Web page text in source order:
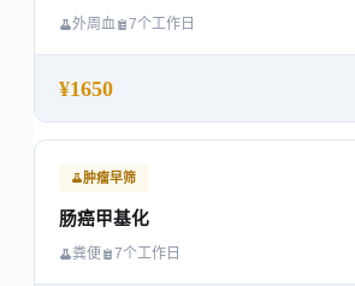
外周血 7个工作日
¥1650
肿瘤早筛
肠癌甲基化
粪便 7个工作日